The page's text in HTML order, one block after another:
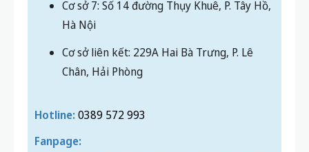
Chân, Hải Phòng
Hotline:0389 572 993
Fanpage:
uctuyen
Website: